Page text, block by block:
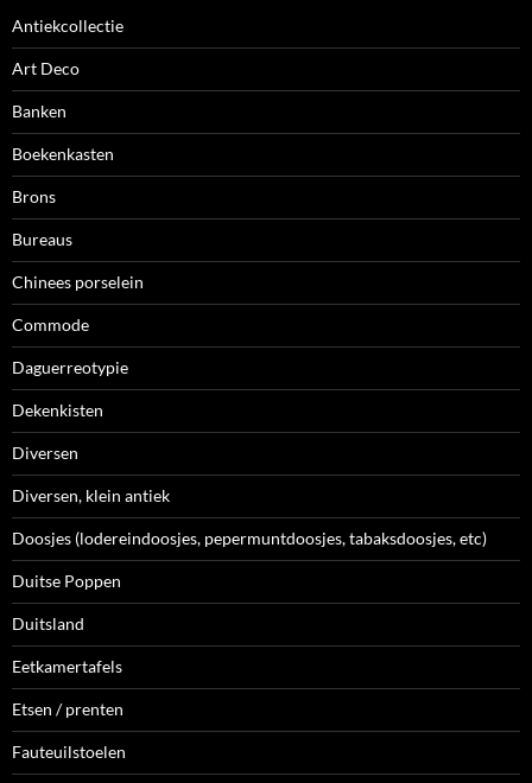
Antiekcollectie
Art Deco
Banken
Boekenkasten
Brons
Bureaus
Chinees porselein
Commode
Daguerreotypie
Dekenkisten
Diversen
Diversen, klein antiek
Doosjes (lodereindoosjes, pepermuntdoosjes, tabaksdoosjes, etc)
Duitse Poppen
Duitsland
Eetkamertafels
Etsen / prenten
Fauteuilstoelen